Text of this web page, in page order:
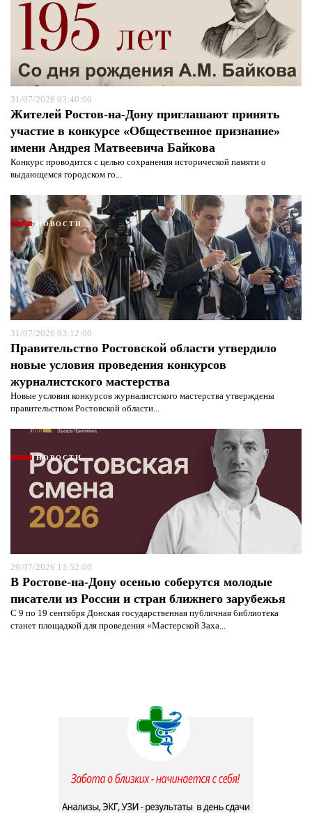
31/07/2026 03:40:00
Жителей Ростов-на-Дону приглашают принять
участие в конкурсе «Общественное признание»
имени Андрея Матвеевича Байкова
Конкурс проводится с целью сохранения исторической памяти о
выдающемся городском го...
НОВОСТИ
31/07/2026 03:12:00
Правительство Ростовской области утвердило
новые условия проведения конкурсов
журналистского мастерства
Новые условия конкурсов журналистского мастерства утверждены
правительством Ростовской области...
НОВОСТИ
29/07/2026 13:52:00
В Ростове-на-Дону осенью соберутся молодые
писатели из России и стран ближнего зарубежья
С 9 по 19 сентября Донская государственная публичная библиотека
станет площадкой для проведения «Мастерской Заха...